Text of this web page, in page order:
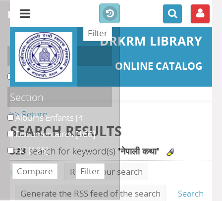
DRKRM LIBRARY
ONLINE CATALOG
>> Return
SEARCH RESULTS
323 search for keyword(s) 'नेपाली कथा'
Refine your search
Generate the RSS feed of the search
Search
refine or compare
Localisation
DKRML[290]
Section
Albums Enfants [4]
Documentaires[166]
GC [125]